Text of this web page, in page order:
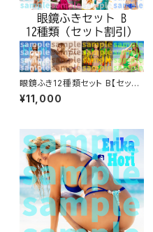
眼鏡ふき12種類セット B【セット
割引】
¥11,000